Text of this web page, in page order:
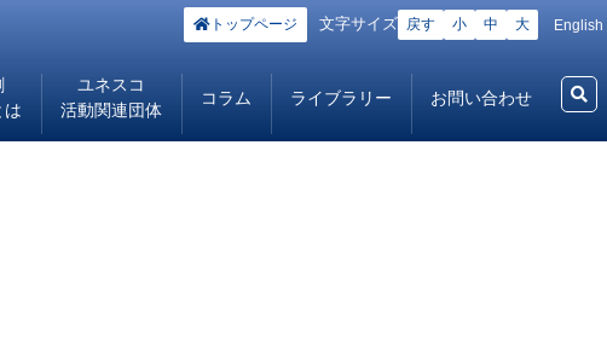
トップページ 文字サイズ 戻す 小 中 大 English
は
ユネスコ
活動関連団体
コラム ライブラリー お問い合わせ